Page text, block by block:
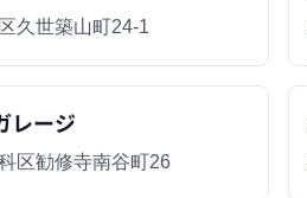
久世築山町24-1
レージ
区勧修寺南谷町26